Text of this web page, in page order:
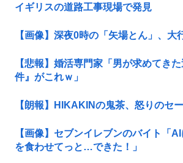
イギリスの道路工事現場で発見
【画像】深夜0時の「矢場とん」、大
【悲報】婚活専門家「男が求めてき
件』がこれｗ」
【朗報】HIKAKINの鬼茶、怒りのセ
【画像】セブンイレブンのバイト「
を食わせてっと…できた！」